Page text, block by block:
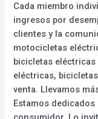
Cada miembro
ingresos por
clientes y la
motocicletas
bicicletas
eléctricas,
venta. Llevamos
Estamos